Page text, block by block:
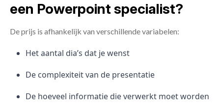
een Powerpoint specialist?
De prijs is afhankelijk van verschillende variabelen:
Het aantal dia’s dat je wenst
De complexiteit van de presentatie
De hoeveel informatie die verwerkt moet worden